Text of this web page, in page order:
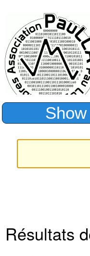
Chercher
Recherche
Résultats